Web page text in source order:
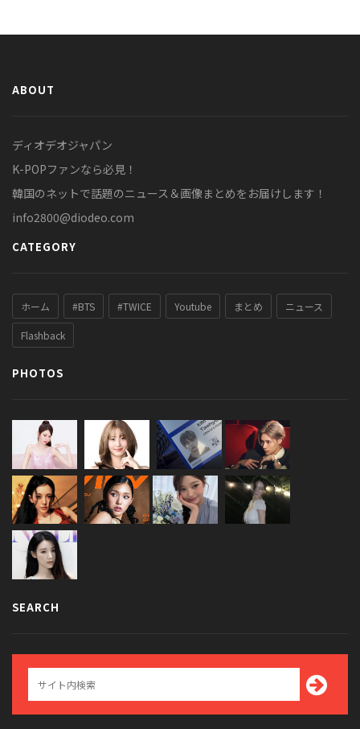
ABOUT
ディオデオジャパン
K-POPファンなら必見！
韓国のネットで話題のニュース＆画像まとめをお届けします！
info2800@diodeo.com
CATEGORY
ホーム #BTS #TWICE Youtube まとめ ニュース
Flashback
PHOTOS
SEARCH